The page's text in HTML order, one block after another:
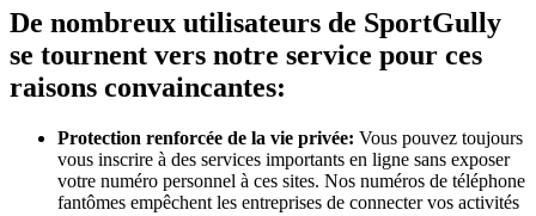
De nombreux utilisateurs de SportGully
se tournent vers notre service pour ces
raisons convaincantes:
Protection renforcée de la vie privée: Vous pouvez toujours
vous inscrire à des services importants en ligne sans exposer
votre numéro personnel à ces sites. Nos numéros de téléphone
fantômes empêchent les entreprises de connecter vos activités